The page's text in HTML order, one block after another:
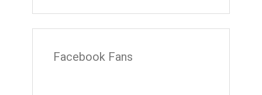
Facebook Fans